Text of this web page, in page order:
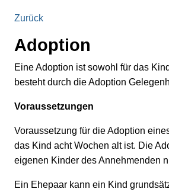
Zurück
Adoption
Eine Adoption ist sowohl für das
besteht durch die Adoption
Voraussetzungen
Voraussetzung für die Adoption
das Kind acht Wochen alt ist. Die
eigenen Kinder des Annehmenden
Ein Ehepaar kann ein Kind